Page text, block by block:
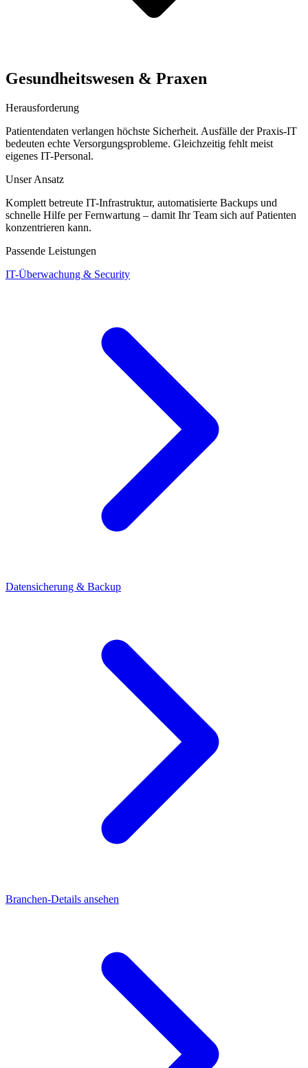
Gesundheitswesen & Praxen
Herausforderung
Patientendaten verlangen höchste Sicherheit. Ausfälle der Praxis-IT
bedeuten echte Versorgungs­probleme. Gleichzeitig fehlt meist
eigenes IT-Personal.
Unser Ansatz
Komplett betreute IT-Infrastruktur, automatisierte Backups und
schnelle Hilfe per Fernwartung – damit Ihr Team sich auf Patienten
konzentrieren kann.
Passende Leistungen
IT-Überwachung & Security
Datensicherung & Backup
Branchen-Details ansehen